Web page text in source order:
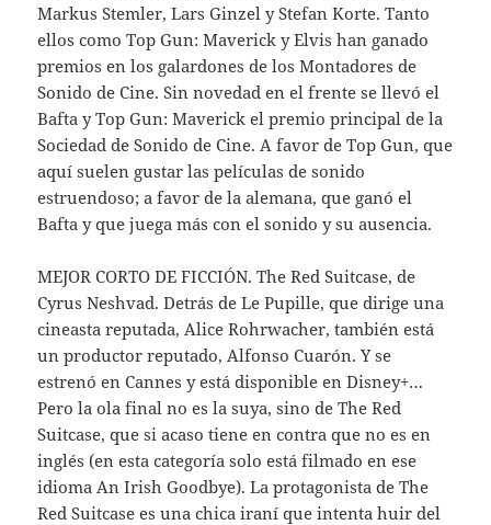
Markus Stemler, Lars Ginzel y Stefan Korte. Tanto
ellos como Top Gun: Maverick y Elvis han ganado
premios en los galardones de los Montadores de
Sonido de Cine. Sin novedad en el frente se llevó el
Bafta y Top Gun: Maverick el premio principal de la
Sociedad de Sonido de Cine. A favor de Top Gun, que
aquí suelen gustar las películas de sonido
estruendoso; a favor de la alemana, que ganó el
Bafta y que juega más con el sonido y su ausencia.
MEJOR CORTO DE FICCIÓN. The Red Suitcase, de
Cyrus Neshvad. Detrás de Le Pupille, que dirige una
cineasta reputada, Alice Rohrwacher, también está
un productor reputado, Alfonso Cuarón. Y se
estrenó en Cannes y está disponible en Disney+…
Pero la ola final no es la suya, sino de The Red
Suitcase, que si acaso tiene en contra que no es en
inglés (en esta categoría solo está filmado en ese
idioma An Irish Goodbye). La protagonista de The
Red Suitcase es una chica iraní que intenta huir del